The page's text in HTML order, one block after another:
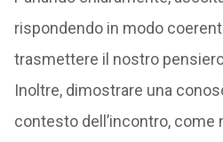
rispondendo in modo
trasmettere il nostro
Inoltre, dimostrare una
contesto dell’incontro, come